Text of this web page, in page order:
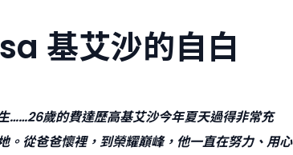
基艾沙的自白
……26歲的費達歷高基艾沙今年夏天過得非常充
。從爸爸懷裡，到榮耀巔峰，他一直在努力、用心